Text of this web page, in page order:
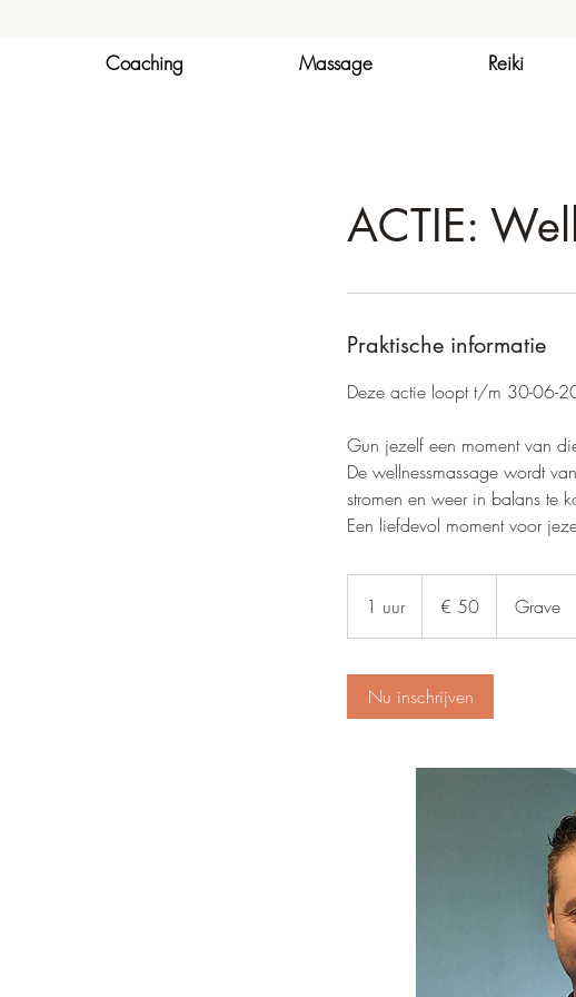
Coaching Massage Reiki
ACTIE:
Praktische informatie
Deze actie loopt t/m 30-06-
Gun jezelf een moment van
De wellnessmassage wordt
stromen en weer in balans te
Een liefdevol moment voor
1 uur1
u
€ 50 Grave
Nu inschrijven